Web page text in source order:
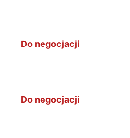
Do negocjacji
Do negocjacji